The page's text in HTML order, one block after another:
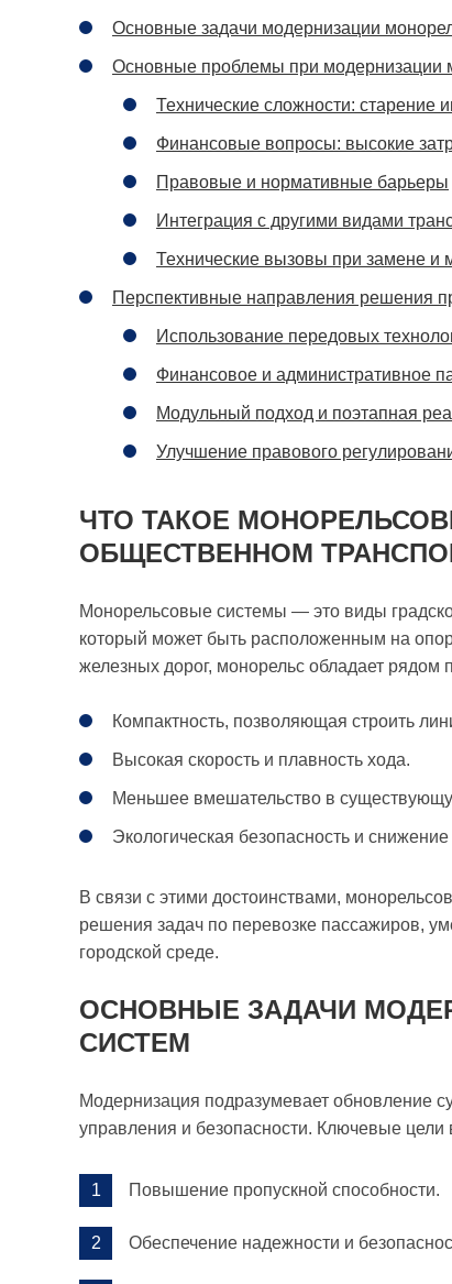
Основные задачи модернизации
Основные проблемы при модернизации
Технические сложности: старение
Финансовые вопросы: высокие
Правовые и нормативные барьеры
Интеграция с другими видами
Технические вызовы при замене и
Перспективные направления решения
Использование передовых
Финансовое и административное
Модульный подход и поэтапная
Улучшение правового
ЧТО ТАКОЕ
ОБЩЕСТВЕННОМ
Монорельсовые системы — это виды
который может быть расположенным на
железных дорог, монорельс обладает рядом
Компактность, позволяющая строить
Высокая скорость и плавность хода.
Меньшее вмешательство в
Экологическая безопасность и
В связи с этими достоинствами,
решения задач по перевозке пассажиров,
городской среде.
ОСНОВНЫЕ ЗАДАЧИ
СИСТЕМ
Модернизация подразумевает обновление
управления и безопасности. Ключевые цели
Повышение пропускной способности.
Обеспечение надежности и